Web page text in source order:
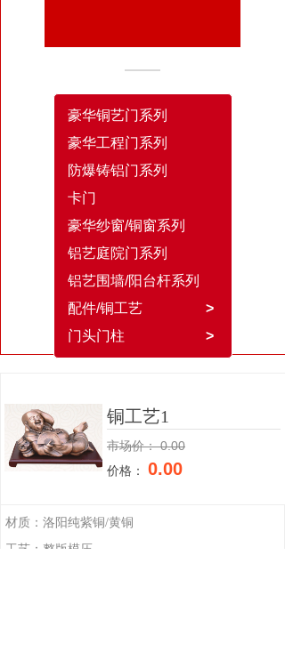
豪华铜艺门系列
豪华工程门系列
防爆铸铝门系列
卡门
豪华纱窗/铜窗系列
铝艺庭院门系列
铝艺围墙/阳台杆系列
配件/铜工艺
>
门头门柱
>
铜工艺1
市场价： 0.00
价格： 0.00
材质：洛阳纯紫铜/黄铜
工艺：整版模压